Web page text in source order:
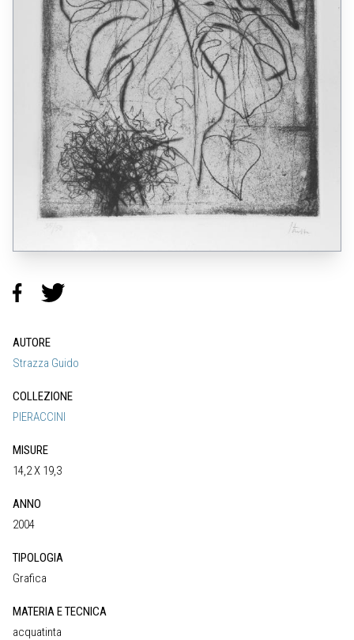
AUTORE
Strazza Guido
COLLEZIONE
PIERACCINI
MISURE
14,2 X 19,3
ANNO
2004
TIPOLOGIA
Grafica
MATERIA E TECNICA
acquatinta